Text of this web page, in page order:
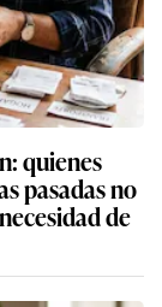
quienes
pasadas no
de